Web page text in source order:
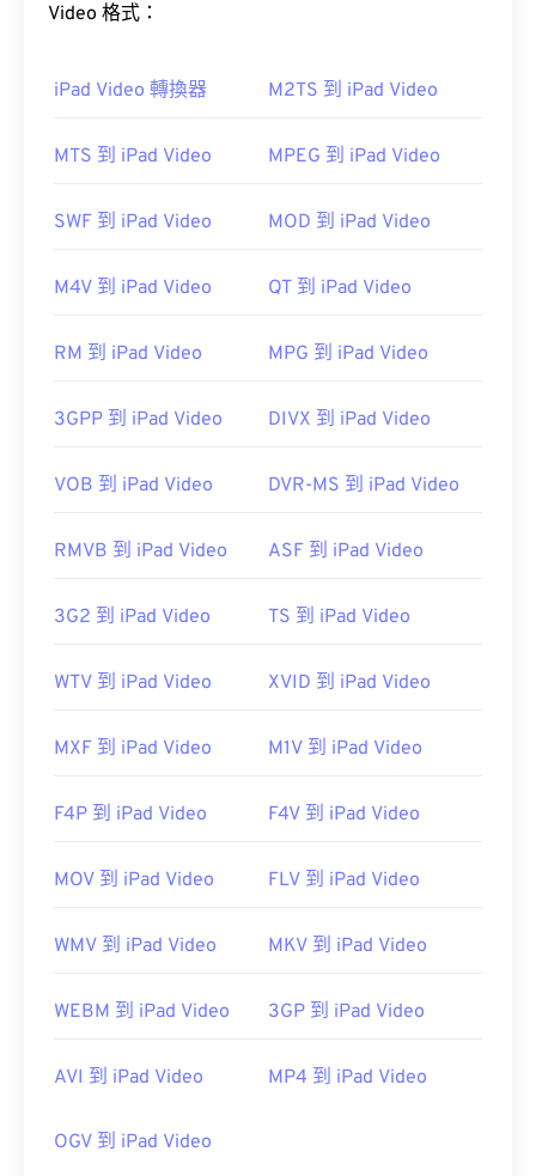
如果雙擊不起作用，請嘗試使用下列方法之一開啟檔
應用程式與檔案關聯起來。將檔案重新命名為 MPG
括： VLC 媒體播放器 Eltima Elmedia Player
CyberLink PowerDVD 17
或 PentaLoop
開發者：MPlayer 與 MPlayer2 開發者社群
有用的連結：
https://en.wikipedia.org/wiki/Mpv_(media_player)
Video 格式：
iPad Video 轉換器 M2TS 到 iPad Video
MTS 到 iPad Video MPEG 到 iPad Video
SWF 到 iPad Video MOD 到 iPad Video
M4V 到 iPad Video QT 到 iPad Video
RM 到 iPad Video MPG 到 iPad Video
3GPP 到 iPad Video DIVX 到 iPad Video
VOB 到 iPad Video DVR-MS 到 iPad Video
RMVB 到 iPad Video ASF 到 iPad Video
3G2 到 iPad Video TS 到 iPad Video
WTV 到 iPad Video XVID 到 iPad Video
MXF 到 iPad Video M1V 到 iPad Video
F4P 到 iPad Video F4V 到 iPad Video
MOV 到 iPad Video FLV 到 iPad Video
WMV 到 iPad Video MKV 到 iPad Video
WEBM 到 iPad Video 3GP 到 iPad Video
AVI 到 iPad Video MP4 到 iPad Video
OGV 到 iPad Video